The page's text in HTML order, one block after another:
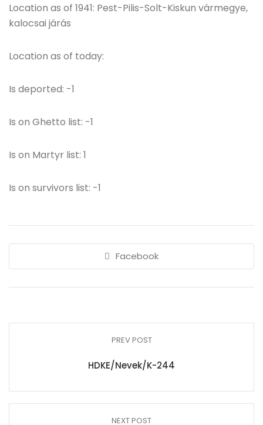
Location as of 1941: Pest-Pilis-Solt-Kiskun vármegye,
kalocsai járás
Location as of today:
Is deported: -1
Is on Ghetto list: -1
Is on Martyr list: 1
Is on survivors list: -1
Facebook
PREV POST
HDKE/Nevek/K-244
NEXT POST